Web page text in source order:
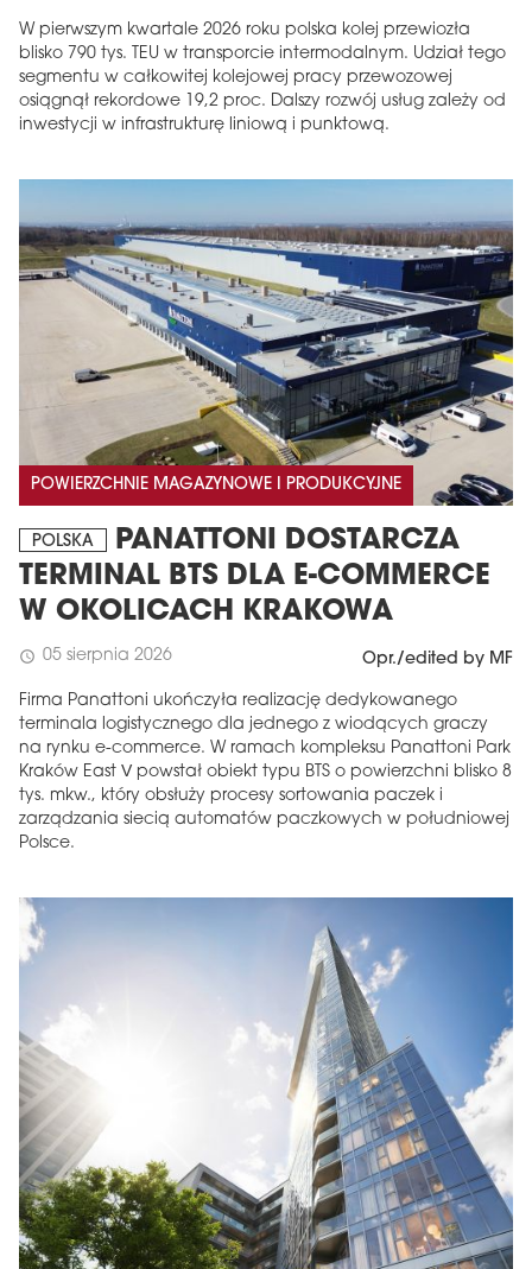
W pierwszym kwartale 2026 roku polska kolej przewiozła
blisko 790 tys. TEU w transporcie intermodalnym. Udział tego
segmentu w całkowitej kolejowej pracy przewozowej
osiągnął rekordowe 19,2 proc. Dalszy rozwój usług zależy od
inwestycji w infrastrukturę liniową i punktową.
POWIERZCHNIE MAGAZYNOWE I PRODUKCYJNE
POLSKA
PANATTONI DOSTARCZA
TERMINAL BTS DLA E-COMMERCE
W OKOLICACH KRAKOWA
schedule 05 sierpnia 2026 Opr./edited by MF
Firma Panattoni ukończyła realizację dedykowanego
terminala logistycznego dla jednego z wiodących graczy
na rynku e-commerce. W ramach kompleksu Panattoni Park
Kraków East V powstał obiekt typu BTS o powierzchni blisko 8
tys. mkw., który obsłuży procesy sortowania paczek i
zarządzania siecią automatów paczkowych w południowej
Polsce.